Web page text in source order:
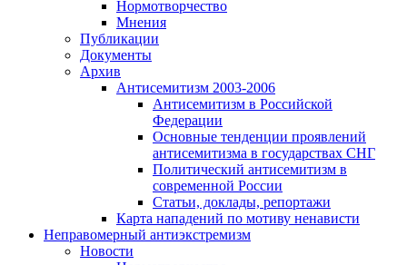
Нормотворчество
Мнения
Публикации
Документы
Архив
Антисемитизм 2003-2006
Антисемитизм в Российской
Федерации
Основные тенденции проявлений
антисемитизма в государствах СНГ
Политический антисемитизм в
современной России
Статьи, доклады, репортажи
Карта нападений по мотиву ненависти
Неправомерный антиэкстремизм
Новости